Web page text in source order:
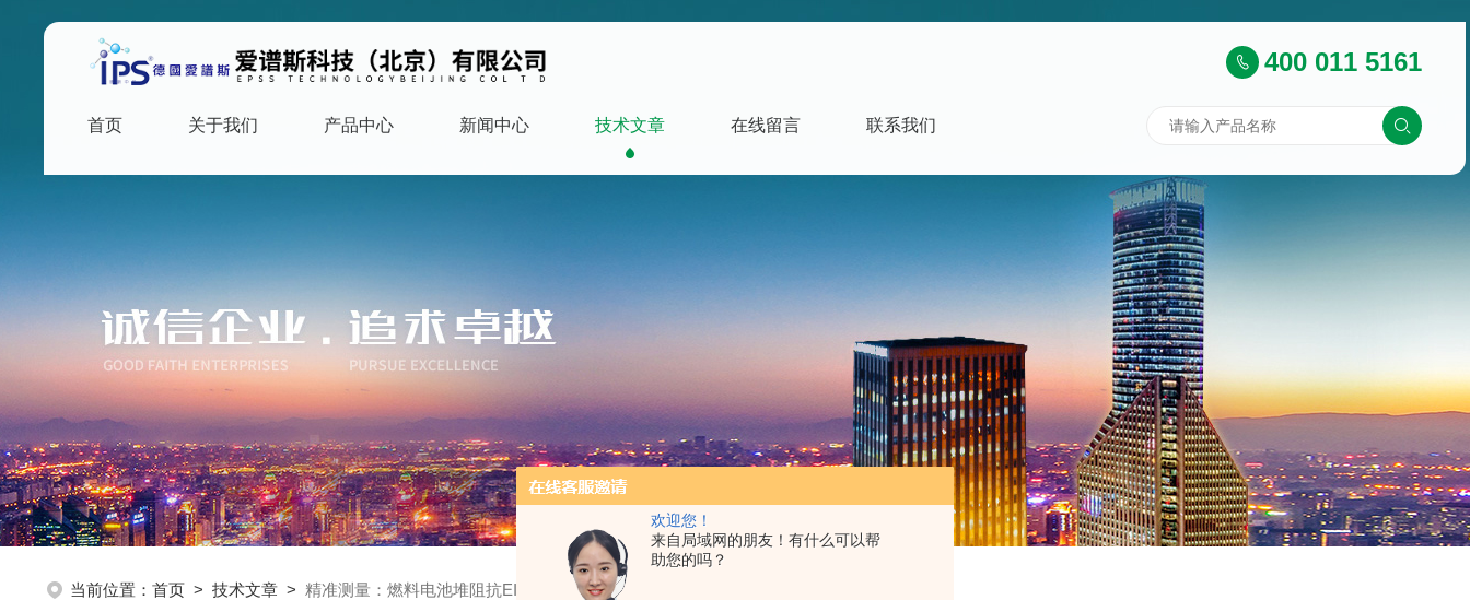
欢迎您！
来自局域网的朋友！有什么可以帮
助您的吗？
400 011 5161
首页 关于我们 产品中心 新闻中心 技术文章 在线留言 联系我们
当前位置： 首页 > 技术文章 > 精准测量：燃料电池堆阻抗EIS测试仪的准确性和重复性